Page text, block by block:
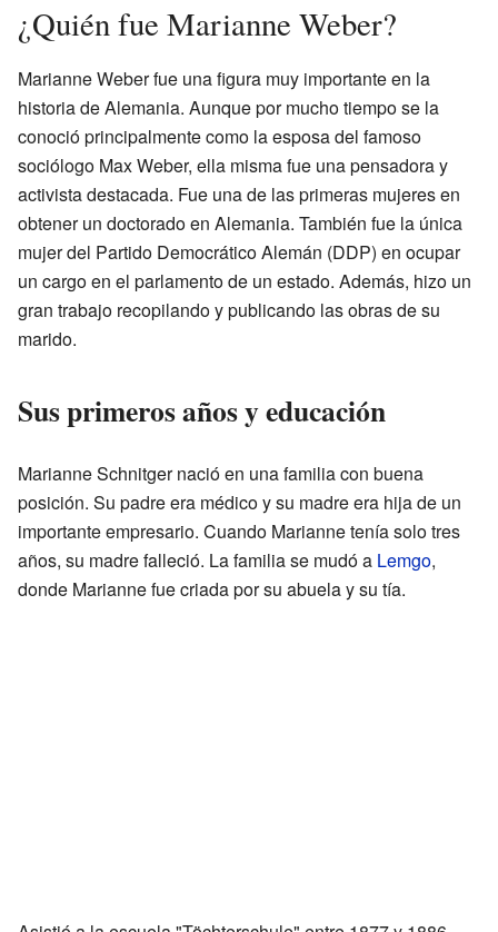
¿Quién fue Marianne Weber?
Marianne Weber fue una figura muy importante en la
historia de Alemania. Aunque por mucho tiempo se la
conoció principalmente como la esposa del famoso
sociólogo Max Weber, ella misma fue una pensadora y
activista destacada. Fue una de las primeras mujeres en
obtener un doctorado en Alemania. También fue la única
mujer del Partido Democrático Alemán (DDP) en ocupar
un cargo en el parlamento de un estado. Además, hizo un
gran trabajo recopilando y publicando las obras de su
marido.
Sus primeros años y educación
Marianne Schnitger nació en una familia con buena
posición. Su padre era médico y su madre era hija de un
importante empresario. Cuando Marianne tenía solo tres
años, su madre falleció. La familia se mudó a Lemgo,
donde Marianne fue criada por su abuela y su tía.